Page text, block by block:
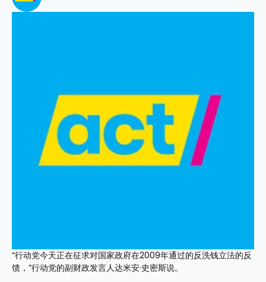
“行动党今天正在征求对国家政府在2009年通过的反洗钱立法的反
馈，”行动党的副财政发言人达米安·史密斯说。